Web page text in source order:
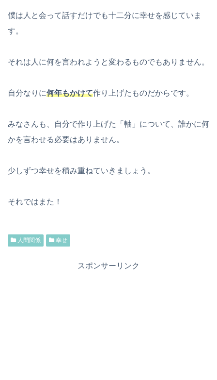
僕は人と会って話すだけでも十二分に幸せを感じていま
す。
それは人に何を言われようと変わるものでもありません。
自分なりに何年もかけて作り上げたものだからです。
みなさんも、自分で作り上げた「軸」について、誰かに何
かを言わせる必要はありません。
少しずつ幸せを積み重ねていきましょう。
それではまた！
人間関係 幸せ
スポンサーリンク